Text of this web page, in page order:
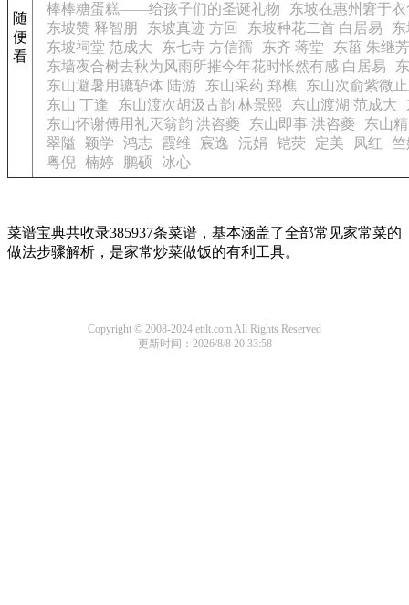
随
便
看
棒棒糖蛋糕——给孩子们的圣诞礼物
东坡在惠州窘于
东坡赞 释智朋
东坡真迹 方回 东坡种花二首 白居易
东坡祠堂 范成大
东七寺 方信孺 东齐 蒋堂
东菑 朱继芳
东墙夜合树去秋为风雨所摧今年花时怅然有感 白居易
东山避暑用辘轳体 陆游
东山采药 郑樵
东山次俞紫微
东山 丁逢
东山渡次胡汲古韵 林景熙 东山渡湖 范成大
东山怀谢傅用礼灭翁韵 洪咨夔
东山即事 洪咨夔
东山
翠隘
颖学 鸿志 霞维 宸逸 沅娟 铠荧 定美 凤红
竺
粤倪 楠婷 鹏硕 冰心
菜谱宝典共收录385937条菜谱，基本涵盖了全部常见家常菜的
做法步骤解析，是家常炒菜做饭的有利工具。
Copyright © 2008-2024 ettlt.com All Rights Reserved
更新时间：2026/8/8 20:33:58